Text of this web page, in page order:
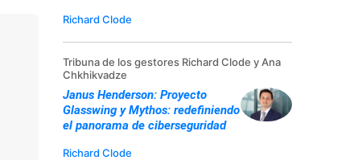
Richard Clode
Tribuna de los gestores Richard Clode y Ana
Chkhikvadze
Janus Henderson: Proyecto
Glasswing y Mythos: redefiniendo
el panorama de ciberseguridad
Richard Clode